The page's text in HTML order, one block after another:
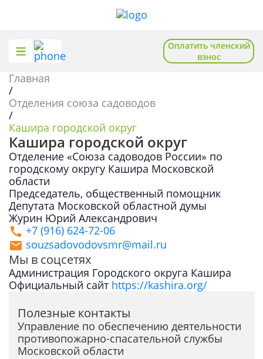
Оплатить членский
взнос
О союзе
Отделения
Новости
База знаний
Помощь садоводам
Полезное и познавательное
Записаться на приём
Вступить в союз
Главная
/
Отделения союза садоводов
/
Кашира городской округ
Кашира городской округ
Отделение «Союза садоводов России» по
городскому округу Кашира Московской
области
Председатель, общественный помощник
Депутата Московской областной думы
Журин Юрий Александрович
+7 (916) 624-72-06
souzsadovodovsmr@mail.ru
Мы в соцсетях
Администрация Городского округа Кашира
Официальный сайт https://kashira.org/
Полезные контакты
Управление по обеспечению деятельности
противопожарно-спасательной службы
Московской области